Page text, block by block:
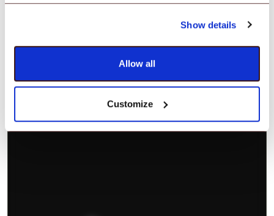
Show details
Allow all
Customize